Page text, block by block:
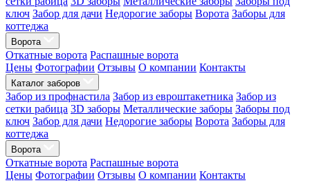
ключ Забор для дачи Недорогие заборы Ворота Заборы для
коттеджа
Ворота
Откатные ворота Распашные ворота
Цены Фотографии Отзывы О компании Контакты
Каталог заборов
Забор из профнастила Забор из евроштакетника Забор из
сетки рабица 3D заборы Металлические заборы Заборы под
ключ Забор для дачи Недорогие заборы Ворота Заборы для
коттеджа
Ворота
Откатные ворота Распашные ворота
Цены Фотографии Отзывы О компании Контакты